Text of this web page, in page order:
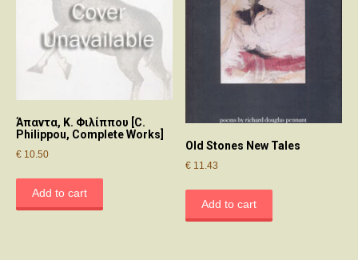
Άπαντα, Κ. Φιλίππου [C.
Philippou, Complete Works]
€ 10.50
Add to cart
Old Stones New Tales
€ 11.43
Add to cart